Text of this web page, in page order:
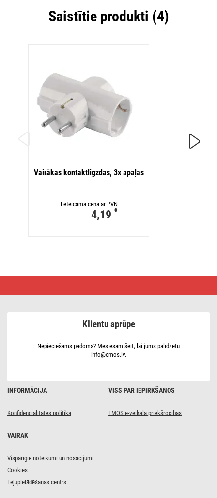
Saistītie produkti (4)
Vairākas kontaktligzdas, 3x apaļas
Leteicamā cena ar PVN
4,19 €
INFORMĀCIJA
Konfidencialitātes politika
VISS PAR IEPIRKŠANOS
EMOS e-veikala priekšrocības
VAIRĀK
Vispārīgie noteikumi un nosacījumi
Cookies
Lejupielādēšanas centrs
Klientu aprūpe
Nepieciešams padoms? Mēs esam šeit, lai jums palīdzētu
info@emos.lv.